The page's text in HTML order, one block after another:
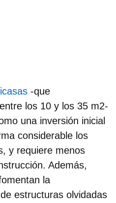
-que
los 10 y los 35 m2-
una inversión inicial
considerable los
y requiere menos
Además,
la
estructuras olvidadas